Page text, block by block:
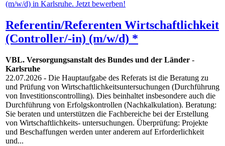
Referentin/Referenten Wirtschaftlichkeit
(Controller/-in) (m/w/d) *
VBL. Versorgungsanstalt des Bundes und der Länder -
Karlsruhe
22.07.2026 - Die Hauptaufgabe des Referats ist die Beratung zu
und Prüfung von Wirtschaftlichkeitsuntersuchungen (Durchführung
von Investitionscontrolling). Dies beinhaltet insbesondere auch die
Durchführung von Erfolgskontrollen (Nachkalkulation). Beratung:
Sie beraten und unterstützen die Fachbereiche bei der Erstellung
von Wirtschaftlichkeits- untersuchungen. Überprüfung: Projekte
und Beschaffungen werden unter anderem auf Erforderlichkeit
und...